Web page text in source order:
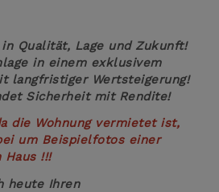
Qualität, Lage und Zukunft!
in einem exklusivem
langfristiger Wertsteigerung!
Sicherheit mit Rendite!
die Wohnung vermietet ist,
um Beispielfotos einer
Haus !!!
heute Ihren